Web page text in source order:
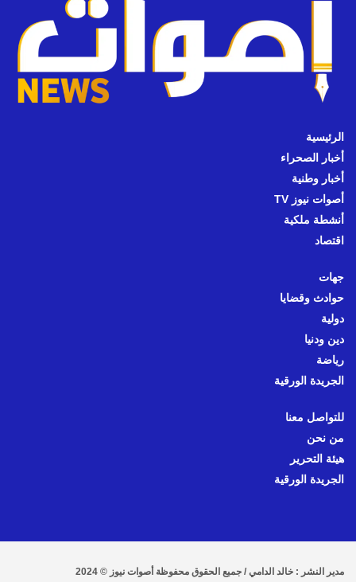
الرئيسية
أخبار الصحراء
أخبار وطنية
أصوات نيوز TV
أنشطة ملكية
اقتصاد
جهات
حوادث وقضايا
دولية
دين ودنيا
رياضة
الجريدة الورقية
للتواصل معنا
من نحن
هيئة التحرير
الجريدة الورقية
مدير النشر : خالد الدامي / جميع الحقوق محفوظة أصوات نيوز © 2024